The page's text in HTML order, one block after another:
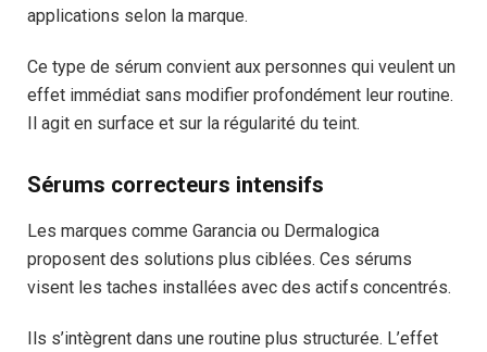
applications selon la marque.
Ce type de sérum convient aux personnes qui veulent un
effet immédiat sans modifier profondément leur routine.
Il agit en surface et sur la régularité du teint.
Sérums correcteurs intensifs
Les marques comme Garancia ou Dermalogica
proposent des solutions plus ciblées. Ces sérums
visent les taches installées avec des actifs concentrés.
Ils s’intègrent dans une routine plus structurée. L’effet